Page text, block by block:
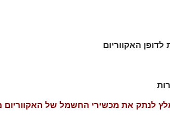
לנתק את מכשירי החשמל של